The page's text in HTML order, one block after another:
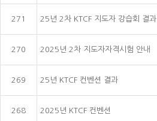
271 25년 2차 KTCF 지도자 강습회 결과
270 2025년 2차 지도자자격시험 안내
269 25년 KTCF 컨벤션 결과
268 2025년 KTCF 컨벤션